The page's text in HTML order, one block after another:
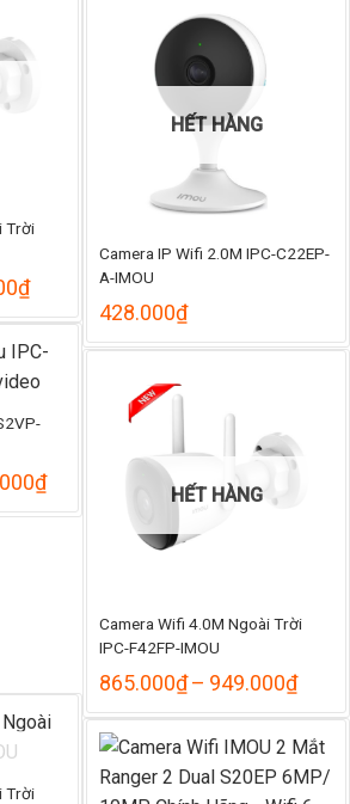
Trời
₫Khoảng
từ
498.000₫
đến
548.000₫
HẾT HÀNG
Camera IP Wifi 2.0M IPC-C22EP-
A-IMOU
428.000₫
₫Khoảng
từ
HẾT HÀNG
Camera Wifi 4.0M Ngoài Trời
IPC-F42FP-IMOU
865.000₫– 949.000₫
từ
đến
Trời